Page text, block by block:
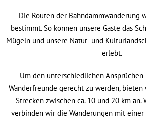
Die Routen der Bahndammwanderung
bestimmt. So können unsere Gäste das
Mügeln und unsere Natur- und
erlebt.
Um den unterschiedlichen Ansprüchen
Wanderfreunde gerecht zu werden,
Strecken zwischen ca. 10 und 20 km an.
verbinden wir die Wanderungen mit einer